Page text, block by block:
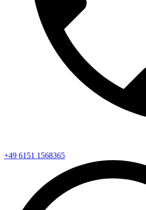
+49 6151 1568365